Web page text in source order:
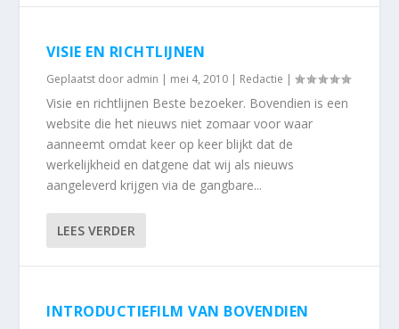
VISIE EN RICHTLIJNEN
Geplaatst door admin | mei 4, 2010 | Redactie |
Visie en richtlijnen Beste bezoeker. Bovendien is een
website die het nieuws niet zomaar voor waar
aanneemt omdat keer op keer blijkt dat de
werkelijkheid en datgene dat wij als nieuws
aangeleverd krijgen via de gangbare...
LEES VERDER
INTRODUCTIEFILM VAN BOVENDIEN